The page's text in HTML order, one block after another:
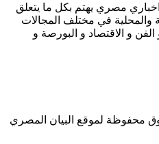
مصري يهتم بكل ما يتعلق
والمحلية في مختلف المجالات
الفن و الاقتصاد و البورصة و
جميع الحقوق محفوظة لموقع البيان المصري